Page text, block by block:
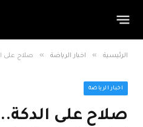
الرئيسية » اخبار الرياضة » صلاح على الدكة..
اخبار الرياضة
صلاح على